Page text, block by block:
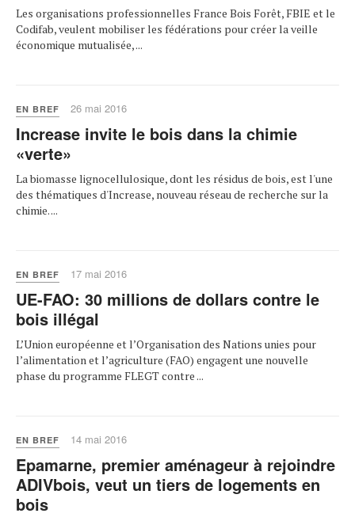
Les organisations professionnelles France Bois Forêt, FBIE et le
Codifab, veulent mobiliser les fédérations pour créer la veille
économique mutualisée, ...
EN BREF 26 mai 2016
Increase invite le bois dans la chimie
«verte»
La biomasse lignocellulosique, dont les résidus de bois, est l'une
des thématiques d'Increase, nouveau réseau de recherche sur la
chimie. ...
EN BREF 17 mai 2016
UE-FAO: 30 millions de dollars contre le
bois illégal
L’Union européenne et l’Organisation des Nations unies pour
l’alimentation et l’agriculture (FAO) engagent une nouvelle
phase du programme FLEGT contre ...
EN BREF 14 mai 2016
Epamarne, premier aménageur à rejoindre
ADIVbois, veut un tiers de logements en
bois